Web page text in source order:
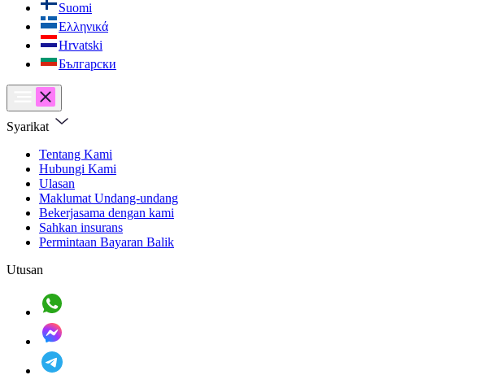
Suomi
Ελληνικά
Hrvatski
Български
Syarikat
Tentang Kami
Hubungi Kami
Ulasan
Maklumat Undang-undang
Bekerjasama dengan kami
Sahkan insurans
Permintaan Bayaran Balik
Utusan